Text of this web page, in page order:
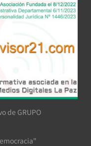
de GRUPO